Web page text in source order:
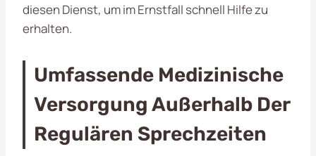
diesen Dienst, um im Ernstfall schnell Hilfe zu
erhalten.
Umfassende Medizinische
Versorgung Außerhalb Der
Regulären Sprechzeiten